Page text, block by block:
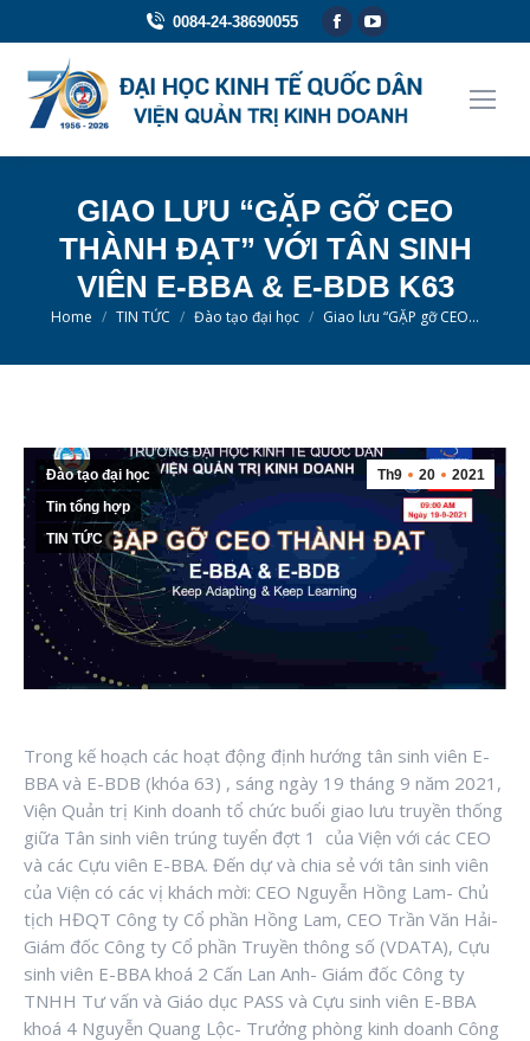
0084-24-38690055
Facebook
opens
in
YouTube
opens
in
GIAO LƯU “GẶP GỠ CEO
THÀNH ĐẠT” VỚI TÂN SINH
VIÊN E-BBA & E-BDB K63
You are here:
Home TIN TỨC Đào tạo đại học Giao lưu “GẶP gỡ CEO…
Th9 20 2021
Đào tạo đại học
Tin tổng hợp
TIN TỨC
Trong kế hoạch các hoạt động định hướng tân sinh viên E-
BBA và E-BDB (khóa 63) , sáng ngày 19 tháng 9 năm 2021,
Viện Quản trị Kinh doanh tổ chức buổi giao lưu truyền thống
giữa Tân sinh viên trúng tuyển đợt 1 của Viện với các CEO
và các Cựu viên E-BBA. Đến dự và chia sẻ với tân sinh viên
của Viện có các vị khách mời: CEO Nguyễn Hồng Lam- Chủ
tịch HĐQT Công ty Cổ phần Hồng Lam, CEO Trần Văn Hải-
Giám đốc Công ty Cổ phần Truyền thông số (VDATA), Cựu
sinh viên E-BBA khoá 2 Cấn Lan Anh- Giám đốc Công ty
TNHH Tư vấn và Giáo dục PASS và Cựu sinh viên E-BBA
khoá 4 Nguyễn Quang Lộc- Trưởng phòng kinh doanh Công